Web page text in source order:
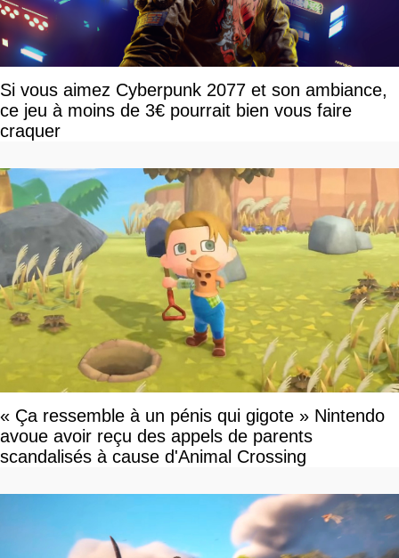
Si vous aimez Cyberpunk 2077 et son ambiance,
ce jeu à moins de 3€ pourrait bien vous faire
craquer
« Ça ressemble à un pénis qui gigote » Nintendo
avoue avoir reçu des appels de parents
scandalisés à cause d'Animal Crossing